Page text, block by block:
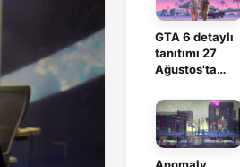
GTA 6 detaylı
tanıtımı 27
Ağustos'ta